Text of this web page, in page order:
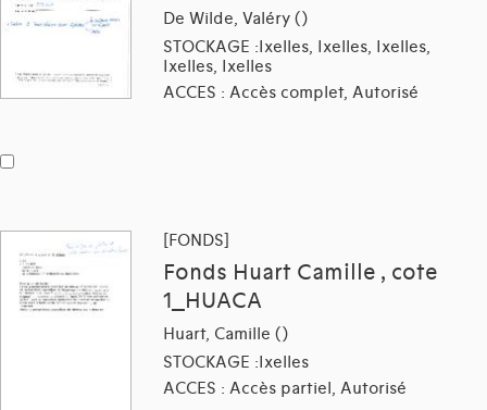
De Wilde, Valéry ()
STOCKAGE :Ixelles, Ixelles, Ixelles,
Ixelles, Ixelles
ACCES : Accès complet, Autorisé
[FONDS]
Fonds Huart Camille , cote
1_HUACA
Huart, Camille ()
STOCKAGE :Ixelles
ACCES : Accès partiel, Autorisé